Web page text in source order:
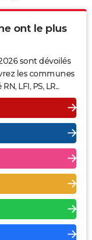
ont le plus
sont dévoilés
les communes
LFI, PS, LR...